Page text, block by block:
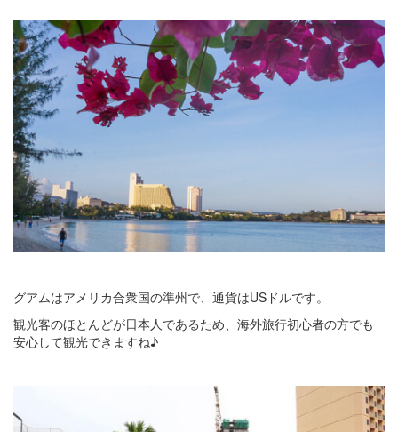
グアムはアメリカ合衆国の準州で、通貨はUSドルです。
観光客のほとんどが日本人であるため、海外旅行初心者の方でも
安心して観光できますね♪